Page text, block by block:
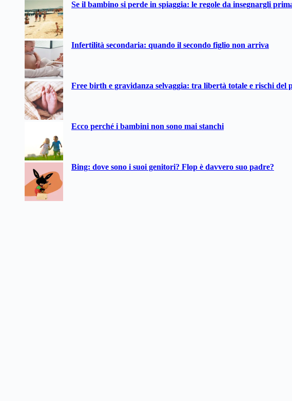
Se il bambino si perde in spiaggia: le regole da insegnargli
Infertilità secondaria: quando il secondo figlio non arriva
Free birth e gravidanza selvaggia: tra libertà totale e rischi del
Ecco perché i bambini non sono mai stanchi
Bing: dove sono i suoi genitori? Flop è davvero suo padre?